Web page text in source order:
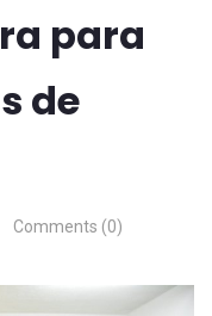
para
de
Comments (0)